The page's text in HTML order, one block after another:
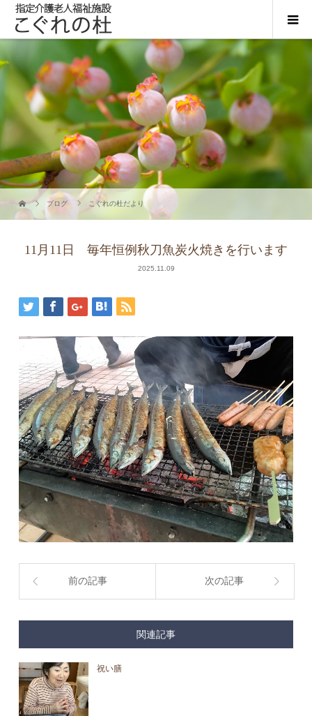
ブログ こぐれの杜だより
11月11日 毎年恒例秋刀魚炭火焼きを行います
2025.11.09
前の記事 次の記事
関連記事
祝い膳